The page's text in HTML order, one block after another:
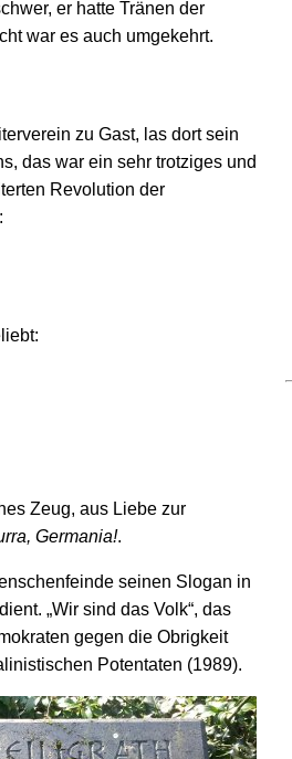
er hatte Tränen der
war es auch umgekehrt.
zu Gast, las dort sein
das war ein sehr trotziges und
Revolution der
Zeug, aus Liebe zur
Germania!.
seinen Slogan in
„Wir sind das Volk“, das
gegen die Obrigkeit
Potentaten (1989).